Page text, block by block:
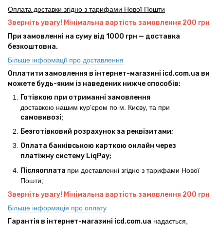
Оплата доставки згідно з тарифами Нової Пошти
Зверніть увагу! Мінімальна вартість замовлення 200 грн
При замовленні на суму від 1000 грн — доставка
безкоштовна.
Більше інформації про доставлення
Оплатити замовлення в інтернет-магазині icd.com.ua ви
можете будь-яким із наведених нижче способів:
Готівкою при отриманні замовлення
доставкою нашим кур'єром по м. Києву, та при
самовивозі;
Безготівковий розрахунок за реквізитами;
Оплата банківською карткою онлайн через
платіжну систему LiqPay;
Післяоплата при доставленні згідно з тарифами Нової
Пошти;
Зверніть увагу! Мінімальна вартість замовлення 200 грн
Більше інформація про оплату
Гарантія в інтернет-магазині icd.com.ua надається,